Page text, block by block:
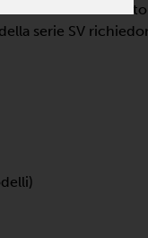
nel
serie SV